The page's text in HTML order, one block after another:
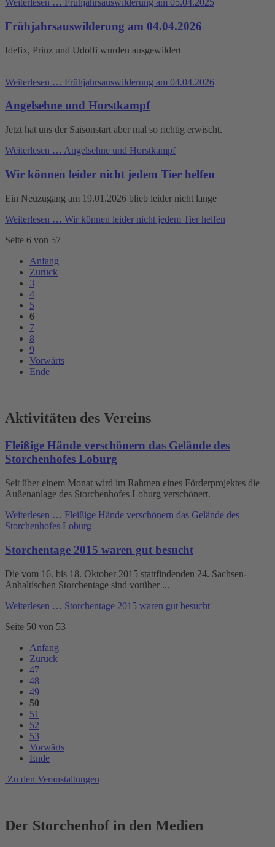
Weiterlesen … Frühjahrsauswilderung am 05.04.2025
Frühjahrsauswilderung am 04.04.2026
Idefix, Prinz und Udolfi wurden ausgewildert
Weiterlesen … Frühjahrsauswilderung am 04.04.2026
Angelsehne und Horstkampf
Jetzt hat uns der Saisonstart aber mal so richtig erwischt.
Weiterlesen … Angelsehne und Horstkampf
Wir können leider nicht jedem Tier helfen
Ein Neuzugang am 19.01.2026 blieb leider nicht lange
Weiterlesen … Wir können leider nicht jedem Tier helfen
Seite 6 von 57
Anfang
Zurück
3
4
5
6
7
8
9
Vorwärts
Ende
Aktivitäten des Vereins
Fleißige Hände verschönern das Gelände des
Storchenhofes Loburg
Seit über einem Monat wird im Rahmen eines Förderprojektes die
Außenanlage des Storchenhofes Loburg verschönert.
Weiterlesen … Fleißige Hände verschönern das Gelände des
Storchenhofes Loburg
Storchentage 2015 waren gut besucht
Die vom 16. bis 18. Oktober 2015 stattfindenden 24. Sachsen-
Anhaltischen Storchentage sind vorüber ...
Weiterlesen … Storchentage 2015 waren gut besucht
Seite 50 von 53
Anfang
Zurück
47
48
49
50
51
52
53
Vorwärts
Ende
Zu den Veranstaltungen
Der Storchenhof in den Medien